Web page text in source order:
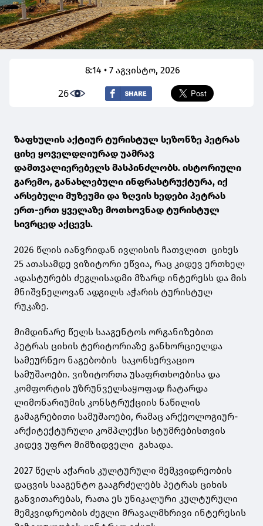
8:14 • 7 აგვისტო, 2026
26
ზაფხულის აქტიურ ტურისტულ სეზონზე პეტრას
ციხე ყოველდღიურად უამრავ
დამთვალიერებელს მასპინძლობს. ისტორიული
გარემო, განახლებული ინფრასტრუქტურა, იქ
არსებული მუზეუმი და ზღვის ხედები პეტრას
ერთ-ერთ ყველაზე მოთხოვნად ტურისტულ
სივრცედ აქცევს.
2026 წლის იანვრიდან ივლისის ჩათვლით ციხეს
25 ათასამდე ვიზიტორი ეწვია, რაც კიდევ ერთხელ
ადასტურებს ძეგლისადმი მზარდ ინტერესს და მის
მნიშვნელოვან ადგილს აჭარის ტურისტულ
რუკაზე.
მიმდინარე წელს სააგენტოს ორგანიზებით
პეტრას ციხის ტერიტორიაზე განხორციელდა
სამეურნეო ნაგებობის საკონსერვაციო
სამუშაოები. ვიზიტორთა უსაფრთხოებისა და
კომფორტის უზრუნველსაყოფად ჩატარდა
ლიმონარიუმის კონსტრუქციის ნაწილის
გამაგრებითი სამუშაოები, რამაც არქეოლოგიურ-
არქიტექტურული კომპლექსი სტუმრებისთვის
კიდევ უფრო მიმზიდველი გახადა.
2027 წელს აჭარის კულტურული მემკვიდრეობის
დაცვის სააგენტო გააგრძელებს პეტრას ციხის
განვითარებას, რათა ეს უნიკალური კულტურული
მემკვიდრეობის ძეგლი მრავალმხრივი ინტერესის